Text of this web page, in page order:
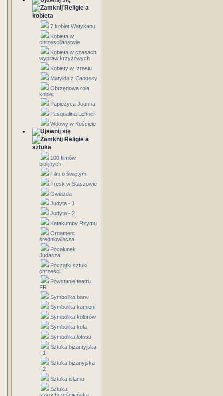
Religie a
kobieta
7 kobiet Watykanu
Kobieta w
chrzescijaństwie
Kobieta w czasach
wypraw krzyżowych
Kobiety w Izraelu
Matylda z Canossy
Obrzędowa rola
kobiet
Papieżyca Joanna
Pasqualina Lehner
Wdowy w Kościele
Religie a
sztuka
100 filmów
biblijnych
Film o świętym
Fresk w Staszowie
Gwiazda
Judyta - 1
Judyta - 2
Katakumby Rzymu
Ornament
średniowiecza
Pocałunek
Judasza
Początki sztuki
chrześci.
Powstanie teatru
FR
Symbolika barw
Symbolika kamieni
Symbolika kolorów
Symbolika koła
Symbolika lotosu
Sztuka bizantyjska
- 1
Sztuka bizanyjska
- 2
Sztuka islamu
Sztuka
starochrześcijańska